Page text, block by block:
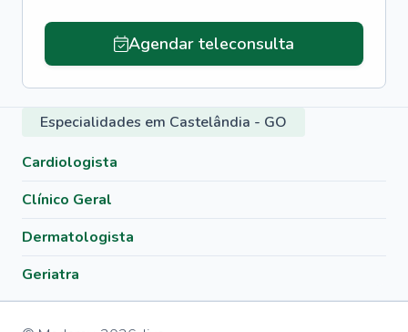
Agendar teleconsulta
Especialidades em Castelândia - GO
Cardiologista
Clínico Geral
Dermatologista
Geriatra